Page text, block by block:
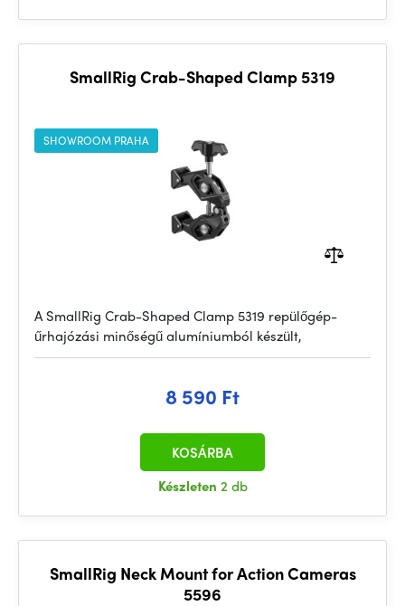
SmallRig Crab-Shaped Clamp 5319
SHOWROOM PRAHA
A SmallRig Crab-Shaped Clamp 5319 repülőgép-
űrhajózási minőségű alumíniumból készült,
8 590 Ft
Készleten 2 db
KOSÁRBA
SmallRig Neck Mount for Action Cameras
5596